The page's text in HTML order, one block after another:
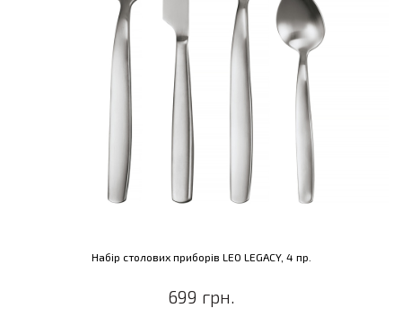
Набір столових приборів LEO LEGACY, 4 пр.
699 грн.